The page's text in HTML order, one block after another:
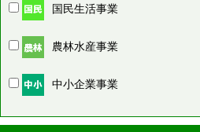
国民生活事業
農林水産事業
中小企業事業